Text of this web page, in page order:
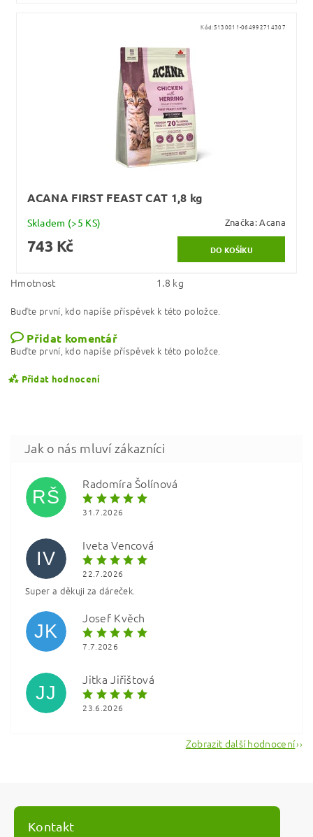
Kód:5130011-064992714307
ACANA FIRST FEAST CAT 1,8 kg
Skladem (>5 KS) Značka:Acana
743 Kč
Hmotnost 1.8 kg
Buďte první, kdo napíše příspěvek k této položce.
Přidat komentář
Buďte první, kdo napíše příspěvek k této položce.
Přidat hodnocení
Vložením hodnocení souhlasíte s
RŠ
Radomíra Šolínová
31.7.2026
IV
Iveta Vencová
22.7.2026
Super a děkuji za dáreček.
JK
Josef Kvěch
7.7.2026
JJ
Jitka Jiřištová
23.6.2026
Zobrazit další hodnocení
Kontakt